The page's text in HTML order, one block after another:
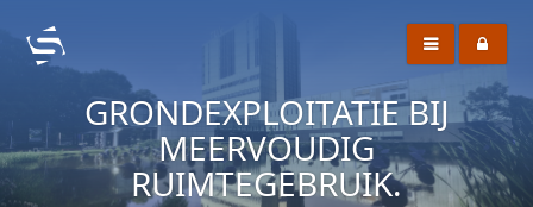
GRONDEXPLOITATIE BIJ
MEERVOUDIG
RUIMTEGEBRUIK.